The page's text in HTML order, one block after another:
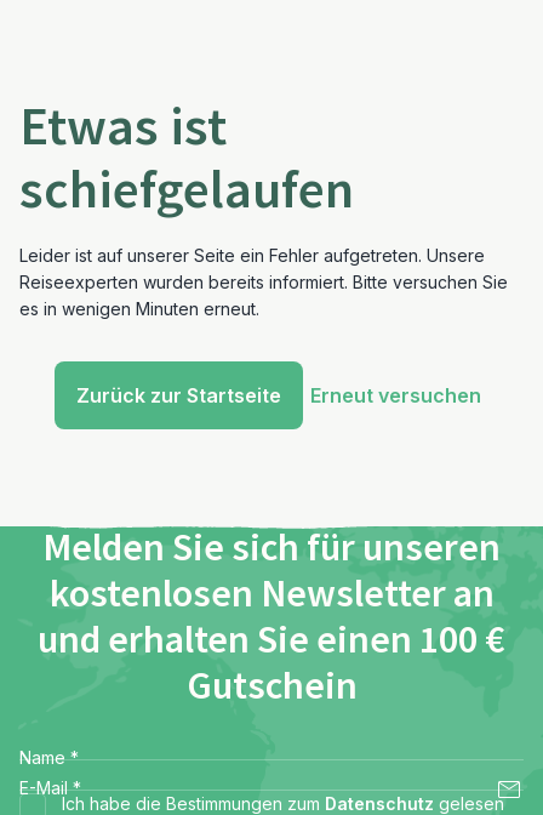
Etwas ist
schiefgelaufen
Leider ist auf unserer Seite ein Fehler aufgetreten. Unsere
Reiseexperten wurden bereits informiert. Bitte versuchen Sie
es in wenigen Minuten erneut.
Zurück zur Startseite Erneut versuchen
Melden Sie sich für unseren
kostenlosen Newsletter an
und erhalten Sie einen 100 €
Gutschein
Name *
E-Mail *
Ich habe die Bestimmungen zum Datenschutz gelesen